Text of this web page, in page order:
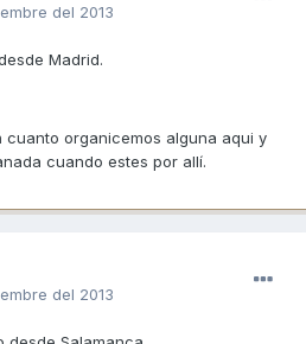
del 2013
Madrid.
organicemos alguna aqui y
cuando estes por allí.
del 2013